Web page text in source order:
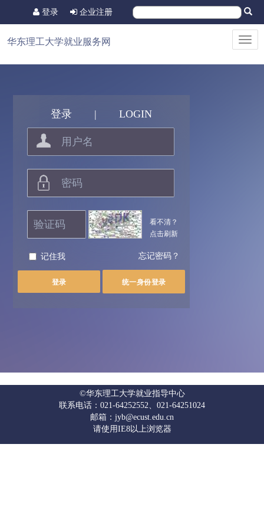
企业注册
登录
华东理工大学就业服务网
登录 | LOGIN
看不清？
点击刷新
记住我 忘记密码？
©华东理工大学就业指导中心
联系电话：021-64252552、021-64251024
邮箱：jyb@ecust.edu.cn
请使用IE8以上浏览器